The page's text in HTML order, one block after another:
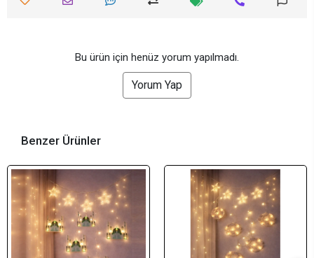
Bu ürün için henüz yorum yapılmadı.
Yorum Yap
Benzer Ürünler